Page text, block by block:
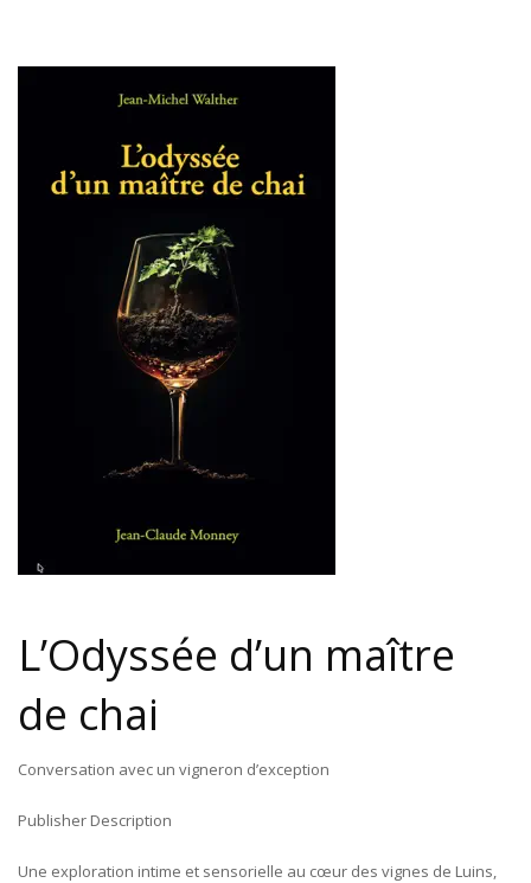
L’Odyssée d’un maître
de chai
Conversation avec un vigneron d’exception
Publisher Description
Une exploration intime et sensorielle au cœur des vignes de Luins,